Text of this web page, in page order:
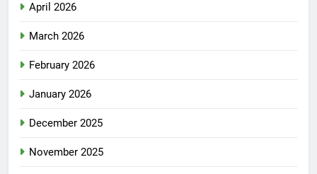
April 2026
March 2026
February 2026
January 2026
December 2025
November 2025